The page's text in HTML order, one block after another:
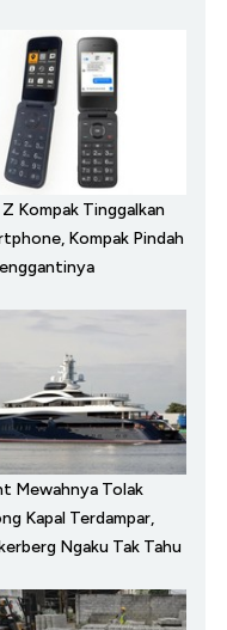
Kompak Tinggalkan
Kompak Pindah
Mewahnya Tolak
Kapal Terdampar,
Ngaku Tak Tahu